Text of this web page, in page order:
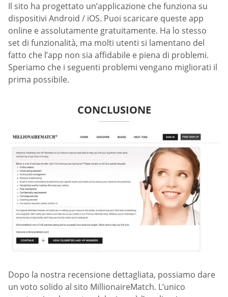
Il sito ha progettato un’applicazione che funziona su
dispositivi Android / iOS. Puoi scaricare queste app
online e assolutamente gratuitamente. Ha lo stesso
set di funzionalità, ma molti utenti si lamentano del
fatto che l’app non sia affidabile e piena di problemi.
Speriamo che i seguenti problemi vengano migliorati il
prima possibile.
CONCLUSIONE
Dopo la nostra recensione dettagliata, possiamo dare
un voto solido al sito MillionaireMatch. L’unico